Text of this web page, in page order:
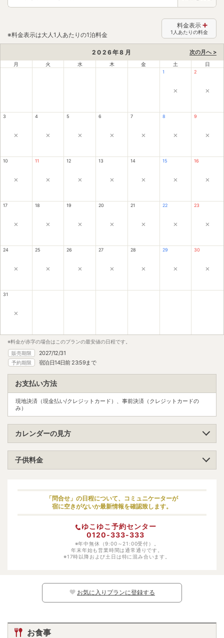
※料金表示は大人1人あたりの1泊料金
料金表示
1人あたりの料金
次の月へ >
2026年8 月
月 火 水 木 金 土 日
1
×
2
×
3
×
4
×
5
×
6
×
7
×
8
×
9
×
10
×
11
×
12
×
13
×
14
×
15
×
16
×
17
×
18
×
19
×
20
×
21
×
22
×
23
×
24
×
25
×
26
×
27
×
28
×
29
×
30
×
31
×
※料金が赤字の場合はこのプランの最安値の日程です。
販売期限
2027/12/31
予約期限 宿泊日14日前 23:59まで
お支払い方法
現地決済（現金払い/クレジットカード）、事前決済（クレジットカードの
み）
カレンダーの見方
子供料金
小学生（低学年） 大人料金の80%
幼児（寝具・食事あり） 受け入れ不可
受け入れ不可
受け入れ不可
幼児（寝具・食事なし） 受け入れ不可
い日程ではお子様はご予約いただけません。
「問合せ」の日程について、コミュニケーターが
宿に空きがないか最新情報を確認致します。
ゆこゆこ予約センター
0120-333-333
※年中無休（9:00～21:00受付）。
年末年始も営業時間は通常通りです。
※17時以降および土日は特に混み合います。
お気に入りプランに登録する
お食事